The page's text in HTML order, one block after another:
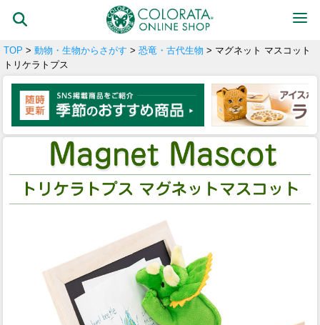
TOP > 動物・生物からさがす > 恐竜・古代生物 > マグネット マスコット
トリケラトプス